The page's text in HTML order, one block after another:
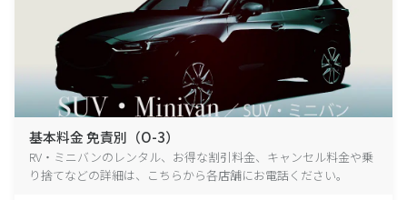
基本料金 免責別（O-3）
RV・ミニバンのレンタル、お得な割引料金、キャンセル料金や乗
り捨てなどの詳細は、こちらから各店舗にお電話ください。